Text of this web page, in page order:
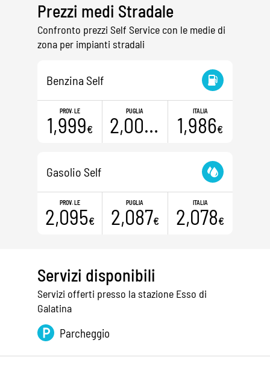
Prezzi medi Stradale
Confronto prezzi Self Service con le medie di
zona per impianti stradali
Benzina Self
PROV. LE
1,999€
PUGLIA
2,000€
ITALIA
1,986€
Gasolio Self
PROV. LE
2,095€
PUGLIA
2,087€
ITALIA
2,078€
Servizi disponibili
Servizi offerti presso la stazione Esso di
Galatina
Parcheggio